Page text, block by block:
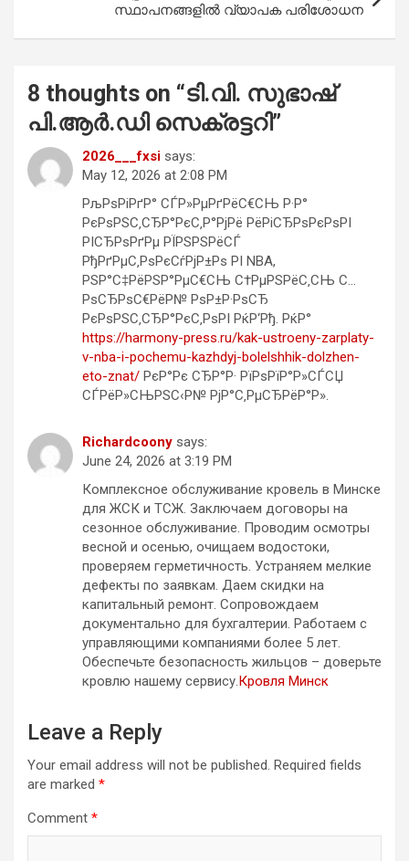
സ്ഥാപനങ്ങളിൽ വ്യാപക പരിശോധന
8 thoughts on “ടി.വി. സുഭാഷ്
പി.ആർ.ഡി സെക്രട്ടറി”
2026___fxsi says:
May 12, 2026 at 2:08 PM
РљРѕРіРґР° СЃР»РµРґРёС€СЊ Р·Р°
РєРѕРЅС‚СЂР°РєС‚Р°РјРё РёРіСЂРѕРєРѕРІ
РІСЂРѕРґРµ РЇРЅРЅРёСЃ
РђРґРµС‚РѕРєСѓРјР±Рѕ РІ NBA,
РЅР°С‡РёРЅР°РµС€СЊ С†РµРЅРёС‚СЊ С…
РѕСЂРѕС€РёР№ РѕР±Р·РѕСЂ
РєРѕРЅС‚СЂР°РєС‚РѕРІ РќР‘Рђ. РќР°
https://harmony-press.ru/kak-ustroeny-zarplaty-
v-nba-i-pochemu-kazhdyj-bolelshhik-dolzhen-
eto-znat/ РєР°Рє СЂР°Р· РїРѕРїР°Р»СЃСЏ
СЃРёР»СЊРЅС‹Р№ РјР°С‚РµСЂРёР°Р».
Richardcoony says:
June 24, 2026 at 3:19 PM
Комплексное обслуживание кровель в Минске
для ЖСК и ТСЖ. Заключаем договоры на
сезонное обслуживание. Проводим осмотры
весной и осенью, очищаем водостоки,
проверяем герметичность. Устраняем мелкие
дефекты по заявкам. Даем скидки на
капитальный ремонт. Сопровождаем
документально для бухгалтерии. Работаем с
управляющими компаниями более 5 лет.
Обеспечьте безопасность жильцов – доверьте
кровлю нашему сервису.Кровля Минск
Leave a Reply
Your email address will not be published. Required fields
are marked *
Comment *